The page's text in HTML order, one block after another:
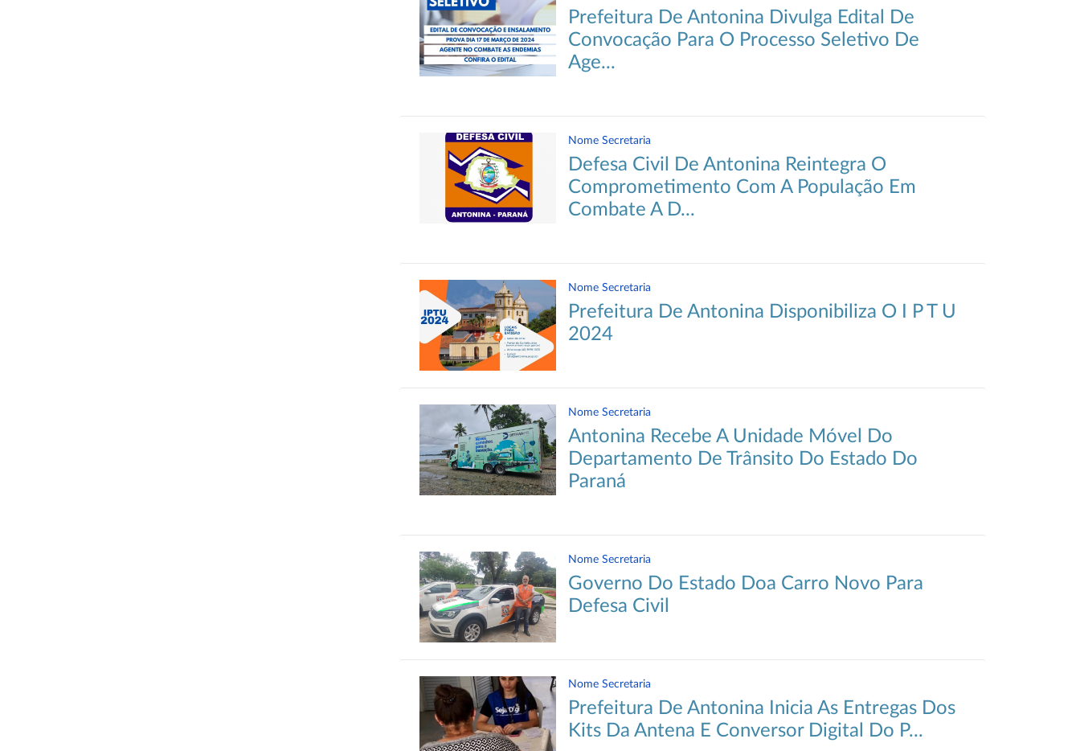
Prefeitura De Antonina Divulga Edital De
Convocação Para O Processo Seletivo De
Age...
Nome Secretaria
Defesa Civil De Antonina Reintegra O
Comprometimento Com A População Em
Combate A D...
Nome Secretaria
Prefeitura De Antonina Disponibiliza O I P T U
2024
Nome Secretaria
Antonina Recebe A Unidade Móvel Do
Departamento De Trânsito Do Estado Do
Paraná
Nome Secretaria
Governo Do Estado Doa Carro Novo Para
Defesa Civil
Nome Secretaria
Prefeitura De Antonina Inicia As Entregas Dos
Kits Da Antena E Conversor Digital Do P...